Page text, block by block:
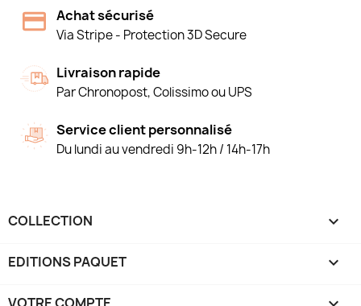
Achat sécurisé
Via Stripe - Protection 3D Secure
Livraison rapide
Par Chronopost, Colissimo ou UPS
Service client personnalisé
Du lundi au vendredi 9h-12h / 14h-17h
COLLECTION 
EDITIONS PAQUET 
VOTRE COMPTE